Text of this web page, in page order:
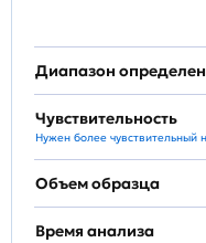
Диапазон
Чувствительность
Нужен более чувствительный
Объем образца
Время анализа